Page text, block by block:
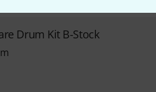
Drum Kit B-Stock